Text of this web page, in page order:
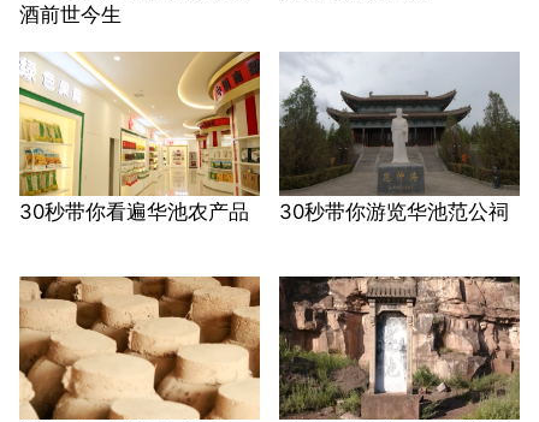
酒前世今生
30秒带你看遍华池农产品 30秒带你游览华池范公祠